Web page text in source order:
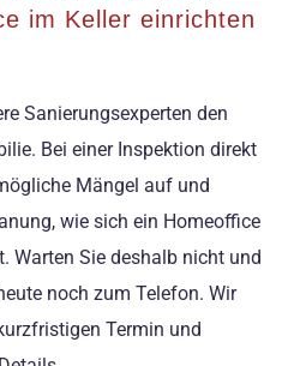
im Keller einrichten
Sanierungsexperten den
Bei einer Inspektion direkt
Mängel auf und
wie sich ein Homeoffice
Warten Sie deshalb nicht und
noch zum Telefon. Wir
Termin und